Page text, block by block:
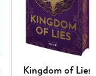
Kingdom of Lies